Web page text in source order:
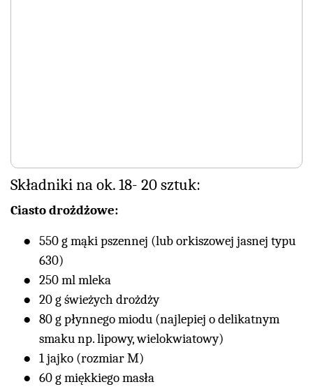
Składniki na ok. 18- 20 sztuk:
Ciasto drożdżowe:
550 g mąki pszennej (lub orkiszowej jasnej typu
630)
250 ml mleka
20 g świeżych drożdży
80 g płynnego miodu (najlepiej o delikatnym
smaku np. lipowy, wielokwiatowy)
1 jajko (rozmiar M)
60 g miękkiego masła